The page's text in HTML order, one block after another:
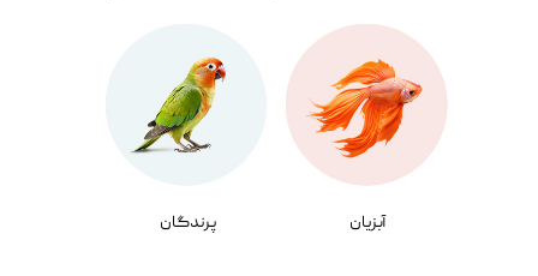
آبزیان پرندگان